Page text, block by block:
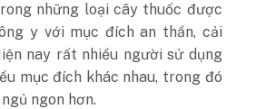
những loại cây thuốc được
y với mục đích an thần, cải
nay rất nhiều người sử dụng
mục đích khác nhau, trong đó
ngon hơn.